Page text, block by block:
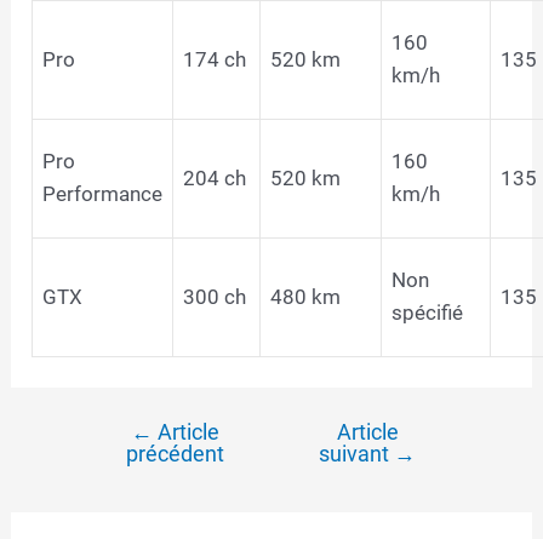
Pro 174 ch 520 km
160
km/h
135
Pro
Performance
204 ch 520 km
160
km/h
135
GTX 300 ch 480 km
Non
spécifié
135
Navigation
← Article
précédent
Article
suivant →